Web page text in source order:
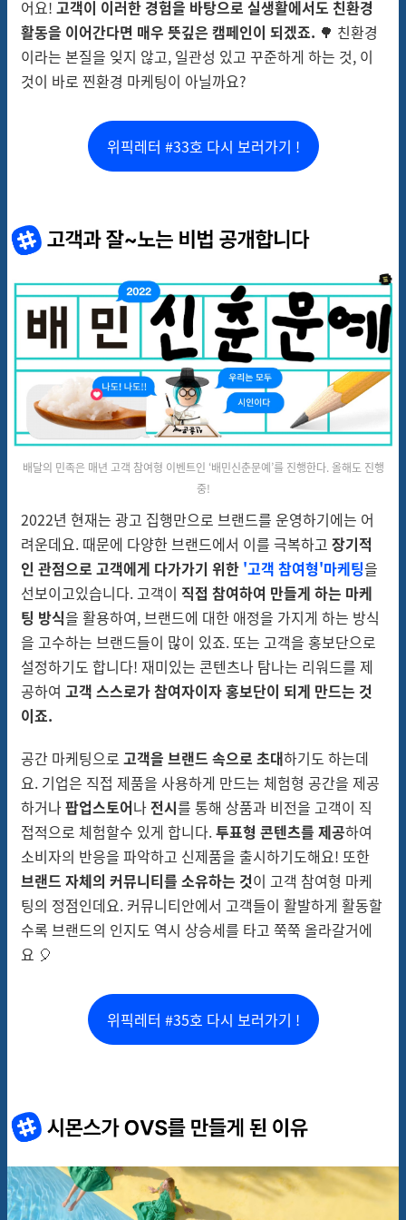
어요! 고객이 이러한 경험을 바탕으로 실생활에서도 친환경
활동을 이어간다면 매우 뜻깊은 캠페인이 되겠죠. 🌳 친환경
이라는 본질을 잊지 않고, 일관성 있고 꾸준하게 하는 것, 이
것이 바로 찐환경 마케팅이 아닐까요?
위픽레터 #33호 다시 보러가기 !
배달의 민족은 매년 고객 참여형 이벤트인 ‘배민신춘문예’를 진행한다. 올해도 진행
중!
2022년 현재는 광고 집행만으로 브랜드를 운영하기에는 어
려운데요. 때문에 다양한 브랜드에서 이를 극복하고 장기적
인 관점으로 고객에게 다가가기 위한 '고객 참여형'마케팅을
선보이고있습니다. 고객이 직접 참여하여 만들게 하는 마케
팅 방식을 활용하여, 브랜드에 대한 애정을 가지게 하는 방식
을 고수하는 브랜드들이 많이 있죠. 또는 고객을 홍보단으로
설정하기도 합니다! 재미있는 콘텐츠나 탐나는 리워드를 제
공하여 고객 스스로가 참여자이자 홍보단이 되게 만드는 것
이죠.
공간 마케팅으로 고객을 브랜드 속으로 초대하기도 하는데
요. 기업은 직접 제품을 사용하게 만드는 체험형 공간을 제공
하거나팝업스토어나전시를 통해 상품과 비전을 고객이 직
접적으로 체험할수 있게 합니다.투표형 콘텐츠를 제공하여
소비자의 반응을 파악하고 신제품을 출시하기도해요! 또한
브랜드 자체의 커뮤니티를 소유하는 것이 고객 참여형 마케
팅의 정점인데요. 커뮤니티안에서 고객들이 활발하게 활동할
수록 브랜드의 인지도 역시 상승세를 타고 쭉쭉 올라갈거에
요 🎈
위픽레터 #35호 다시 보러가기 !